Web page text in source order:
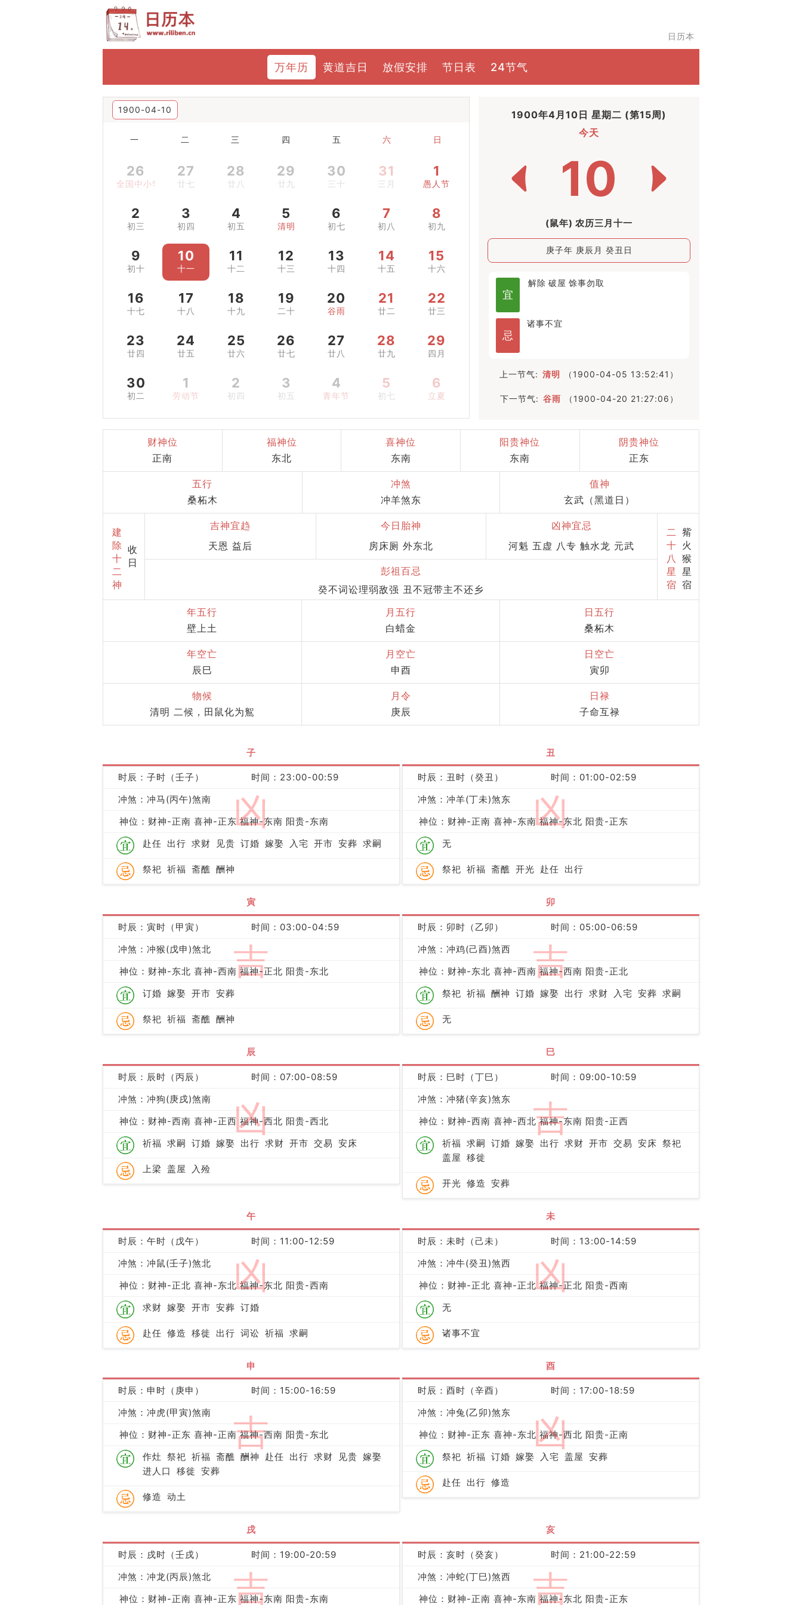
日历本
万年历 黄道吉日 放假安排 节日表 24节气
1900-04-10
一 二 三 四 五 六 日
26
全国中小学生安全教育日
27
廿七
28
廿八
29
廿九
30 31
三月
1
愚人节
2
初三
3
初四
4
初五
5
清明
6
初七
7
初八
8
初九
9
初十
10
十一
11
十二
12
十三
13
十四
14
十五
15
十六
16
十七
17
十八
18
十九
19
二十
20
谷雨
21
廿二
22
廿三
23
廿四
24
廿五
25
廿六
26
廿七
27
廿八
28
廿九
29
四月
30
初二
1
劳动节
2
初四
3
初五
4
青年节
5
初七
6
立夏
1900年4月10日 星期二 (第15周)
今天
10
(鼠年) 农历三月十一
庚子年 庚辰月 癸丑日
宜
解除 破屋 馀事勿取
忌
诸事不宜
上一节气: 清明 （1900-04-05 13:52:41）
下一节气: 谷雨 （1900-04-20 21:27:06）
财神位
正南
福神位
东北
喜神位
东南
阳贵神位
东南
阴贵神位
正东
五行
桑柘木
冲煞
冲羊煞东
值神
玄武（黑道日）
建
除
十
二
神
收
日
吉神宜趋
天恩 益后
今日胎神
房床厕 外东北
凶神宜忌
河魁 五虚 八专 触水龙 元武
彭祖百忌
癸不词讼理弱敌强 丑不冠带主不还乡
二
十
八
星
宿
觜
火
猴
星
宿
年五行
壁上土
月五行
白蜡金
日五行
桑柘木
年空亡
辰巳
月空亡
申酉
日空亡
寅卯
物候
清明 二候，田鼠化为鴽
月令
庚辰
日禄
子命互禄
子
凶
时辰：子时（壬子）
时间：23:00-00:59
冲煞：冲马(丙午)煞南
神位：财神-正南 喜神-正东 福神-东南 阳贵-东南
赴任 出行 求财 见贵 订婚 嫁娶 入宅 开市 安葬 求嗣
祭祀 祈福 斋醮 酬神
丑
凶
时辰：丑时（癸丑）
时间：01:00-02:59
冲煞：冲羊(丁未)煞东
神位：财神-正南 喜神-东南 福神-东北 阳贵-正东
无
祭祀 祈福 斋醮 开光 赴任 出行
寅
吉
时辰：寅时（甲寅）
时间：03:00-04:59
冲煞：冲猴(戊申)煞北
神位：财神-东北 喜神-西南 福神-正北 阳贵-东北
订婚 嫁娶 开市 安葬
祭祀 祈福 斋醮 酬神
卯
吉
时辰：卯时（乙卯）
时间：05:00-06:59
冲煞：冲鸡(己酉)煞西
神位：财神-东北 喜神-西南 福神-西南 阳贵-正北
祭祀 祈福 酬神 订婚 嫁娶 出行 求财 入宅 安葬 求嗣
无
辰
凶
时辰：辰时（丙辰）
时间：07:00-08:59
冲煞：冲狗(庚戌)煞南
神位：财神-西南 喜神-正西 福神-西北 阳贵-西北
祈福 求嗣 订婚 嫁娶 出行 求财 开市 交易 安床
上梁 盖屋 入殓
巳
吉
时辰：巳时（丁巳）
时间：09:00-10:59
冲煞：冲猪(辛亥)煞东
神位：财神-西南 喜神-西北 福神-东南 阳贵-正西
祈福 求嗣 订婚 嫁娶 出行 求财 开市 交易 安床 祭祀
盖屋 移徙
开光 修造 安葬
午
凶
时辰：午时（戊午）
时间：11:00-12:59
冲煞：冲鼠(壬子)煞北
神位：财神-正北 喜神-东北 福神-东北 阳贵-西南
求财 嫁娶 开市 安葬 订婚
赴任 修造 移徙 出行 词讼 祈福 求嗣
未
凶
时辰：未时（己未）
时间：13:00-14:59
冲煞：冲牛(癸丑)煞西
神位：财神-正北 喜神-正北 福神-正北 阳贵-西南
无
诸事不宜
申
吉
时辰：申时（庚申）
时间：15:00-16:59
冲煞：冲虎(甲寅)煞南
神位：财神-正东 喜神-正南 福神-西南 阳贵-东北
作灶 祭祀 祈福 斋醮 酬神 赴任 出行 求财 见贵 嫁娶
进人口
移徙 安葬
修造 动土
酉
凶
时辰：酉时（辛酉）
时间：17:00-18:59
冲煞：冲兔(乙卯)煞东
神位：财神-正东 喜神-东北 福神-西北 阳贵-正南
祭祀 祈福 订婚 嫁娶 入宅 盖屋 安葬
赴任 出行 修造
戌
吉
时辰：戌时（壬戌）
时间：19:00-20:59
冲煞：冲龙(丙辰)煞北
神位：财神-正南 喜神-正东 福神-东南 阳贵-东南
亥
吉
时辰：亥时（癸亥）
时间：21:00-22:59
冲煞：冲蛇(丁巳)煞西
神位：财神-正南 喜神-东南 福神-东北 阳贵-正东